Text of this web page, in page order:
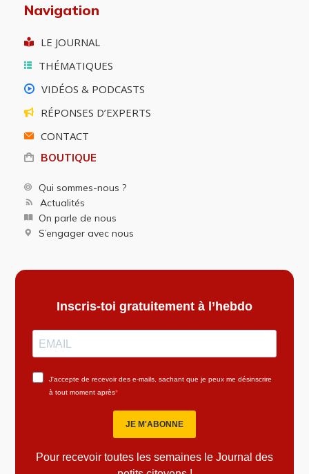
Navigation
LE JOURNAL
THÉMATIQUES
VIDÉOS & PODCASTS
RÉPONSES D’EXPERTS
CONTACT
BOUTIQUE
Qui sommes-nous ?
Actualités
On parle de nous
S’engager avec nous